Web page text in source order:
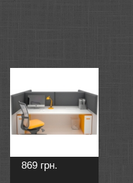
869 грн.